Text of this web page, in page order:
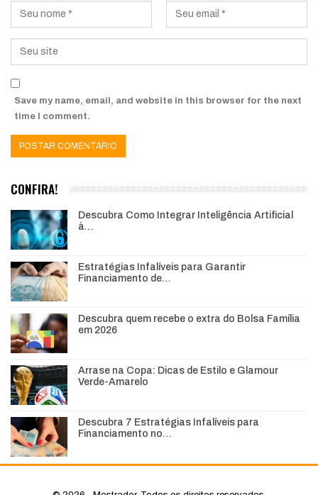
Save my name, email, and website in this browser for the next
time I comment.
CONFIRA!
Descubra Como Integrar Inteligência Artificial
à…
Estratégias Infalíveis para Garantir
Financiamento de…
Descubra quem recebe o extra do Bolsa Família
em 2026
Arrase na Copa: Dicas de Estilo e Glamour
Verde-Amarelo
Descubra 7 Estratégias Infalíveis para
Financiamento no…